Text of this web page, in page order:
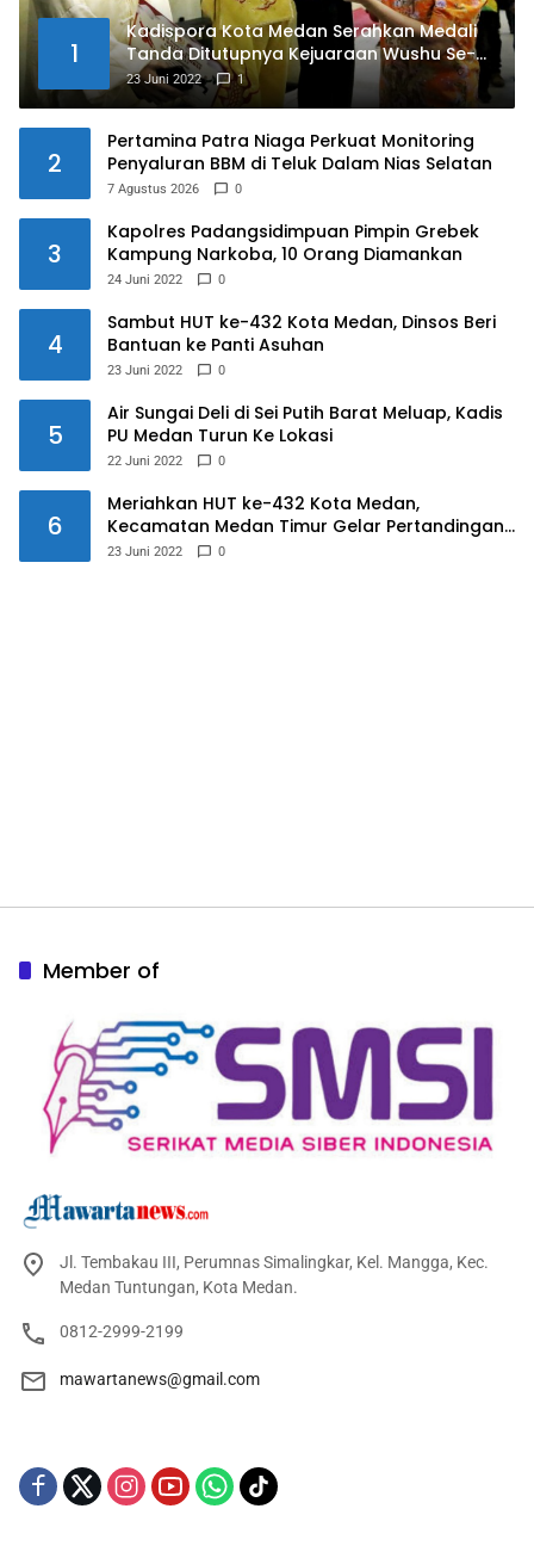
1
Kadispora Kota Medan Serahkan Medali
Tanda Ditutupnya Kejuaraan Wushu Se-
Kota Medan Memperebutkan Piala Wali
Kota Medan Tahun 2022
23 Juni 2022 1
2
Pertamina Patra Niaga Perkuat Monitoring
Penyaluran BBM di Teluk Dalam Nias Selatan
7 Agustus 2026 0
3
Kapolres Padangsidimpuan Pimpin Grebek
Kampung Narkoba, 10 Orang Diamankan
24 Juni 2022 0
4
Sambut HUT ke-432 Kota Medan, Dinsos Beri
Bantuan ke Panti Asuhan
23 Juni 2022 0
5
Air Sungai Deli di Sei Putih Barat Meluap, Kadis
PU Medan Turun Ke Lokasi
22 Juni 2022 0
6
Meriahkan HUT ke-432 Kota Medan,
Kecamatan Medan Timur Gelar Pertandingan
Futsal
23 Juni 2022 0
Member of
Jl. Tembakau III, Perumnas Simalingkar, Kel. Mangga, Kec.
Medan Tuntungan, Kota Medan.
0812-2999-2199
mawartanews@gmail.com